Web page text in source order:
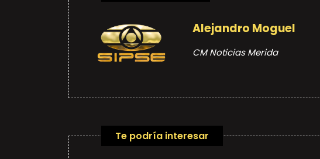
Alejandro Moguel
CM Noticias Merida
Te podría interesar